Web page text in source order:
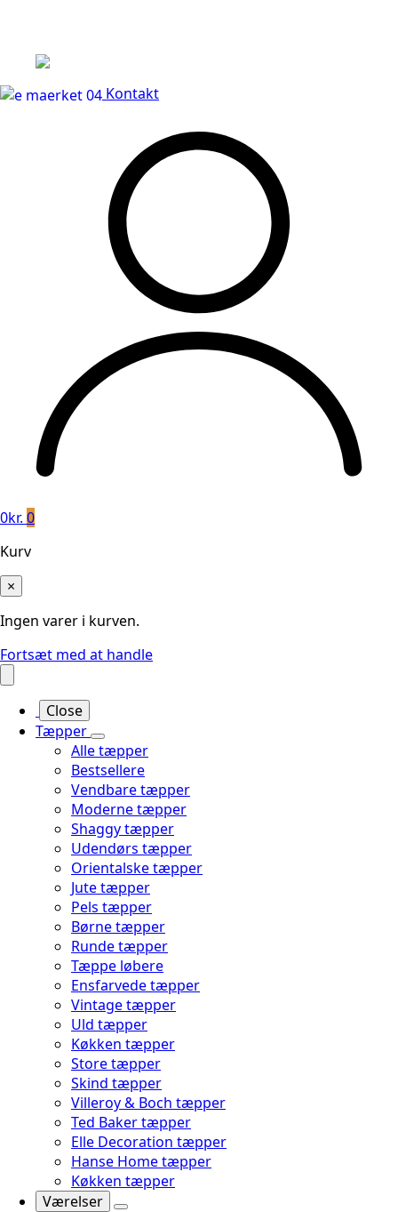
Kontakt
0kr. 0
Kurv
×
Ingen varer i kurven.
Fortsæt med at handle
Close
Tæpper
Alle tæpper
Bestsellere
Vendbare tæpper
Moderne tæpper
Shaggy tæpper
Udendørs tæpper
Orientalske tæpper
Jute tæpper
Pels tæpper
Børne tæpper
Runde tæpper
Tæppe løbere
Ensfarvede tæpper
Vintage tæpper
Uld tæpper
Køkken tæpper
Store tæpper
Skind tæpper
Villeroy & Boch tæpper
Ted Baker tæpper
Elle Decoration tæpper
Hanse Home tæpper
Køkken tæpper
Værelser